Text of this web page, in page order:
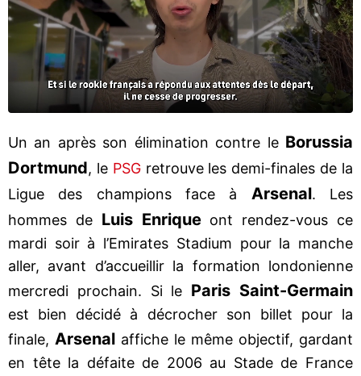
Un an après son élimination contre le Borussia
Dortmund, le PSG retrouve les demi-finales de la
Ligue des champions face à Arsenal. Les
hommes de Luis Enriqueont rendez-vous ce
mardi soir à l’Emirates Stadium pour la manche
aller, avant d’accueillir la formation londonienne
mercredi prochain. Si le Paris Saint-Germain
est bien décidé à décrocher son billet pour la
finale, Arsenal affiche le même objectif, gardant
en tête la défaite de 2006 au Stade de France